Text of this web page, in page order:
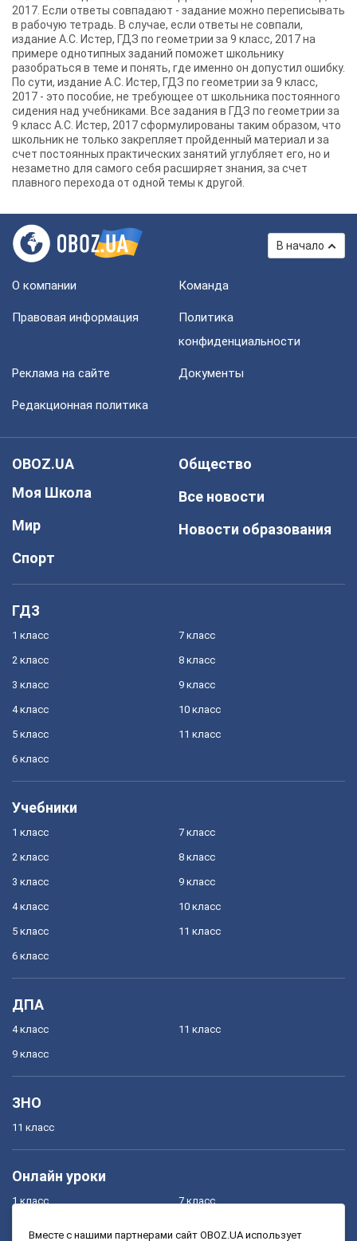
2017. Если ответы совпадают - задание можно переписывать
в рабочую тетрадь. В случае, если ответы не совпали,
издание А.С. Истер, ГДЗ по геометрии за 9 класс, 2017 на
примере однотипных заданий поможет школьнику
разобраться в теме и понять, где именно он допустил ошибку.
По сути, издание А.С. Истер, ГДЗ по геометрии за 9 класс,
2017 - это пособие, не требующее от школьника постоянного
сидения над учебниками. Все задания в ГДЗ по геометрии за
9 класс А.С. Истер, 2017 сформулированы таким образом, что
школьник не только закрепляет пройденный материал и за
счет постоянных практических занятий углубляет его, но и
незаметно для самого себя расширяет знания, за счет
плавного перехода от одной темы к другой.
В начало
О компании Команда
Правовая информация
Политика
конфиденциальности
Реклама на сайте Документы
Редакционная политика
OBOZ.UA
Моя Школа
Мир
Спорт
Общество
Все новости
Новости образования
ГДЗ
1 класс
2 класс
3 класс
4 класс
5 класс
6 класс
7 класс
8 класс
9 класс
10 класс
11 класс
Учебники
1 класс
2 класс
3 класс
4 класс
5 класс
6 класс
7 класс
8 класс
9 класс
10 класс
11 класс
ДПА
4 класс
9 класс
11 класс
ЗНО
11 класс
Онлайн уроки
1 класс 7 класс
Вместе с нашими партнерами сайт OBOZ.UA использует